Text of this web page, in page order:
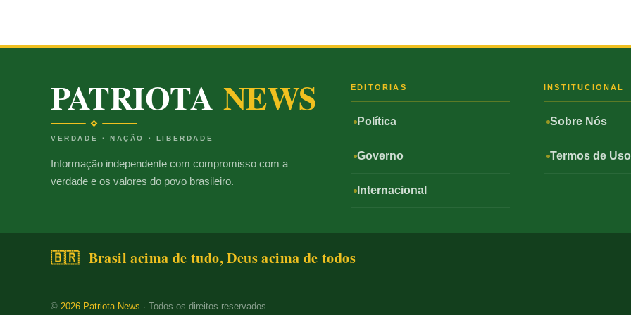
PATRIOTA NEWS
VERDADE · NAÇÃO · LIBERDADE
Informação independente com compromisso com a
verdade e os valores do povo brasileiro.
EDITORIAS
Política
Governo
Internacional
INSTITUCIONAL
Sobre Nós
Termos de Uso
🇧🇷 Brasil acima de tudo, Deus acima de todos
© 2026 Patriota News · Todos os direitos reservados